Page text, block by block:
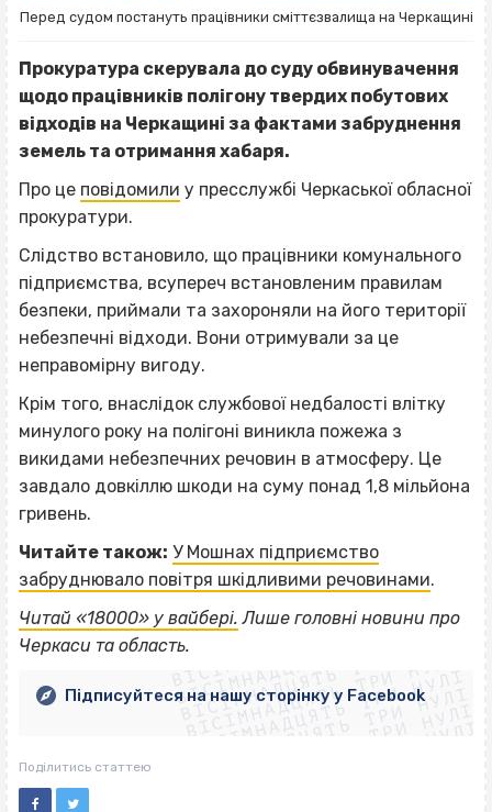
Перед судом постануть працівники сміттєзвалища на Черкащині
Прокуратура скерувала до суду обвинувачення
щодо працівників полігону твердих побутових
відходів на Черкащині за фактами забруднення
земель та отримання хабаря.
Про це повідомили у пресслужбі Черкаської обласної
прокуратури.
Слідство встановило, що працівники комунального
підприємства, всупереч встановленим правилам
безпеки, приймали та захороняли на його території
небезпечні відходи. Вони отримували за це
неправомірну вигоду.
Крім того, внаслідок службової недбалості влітку
минулого року на полігоні виникла пожежа з
викидами небезпечних речовин в атмосферу. Це
завдало довкіллю шкоди на суму понад 1,8 мільйона
гривень.
Читайте також: У Мошнах підприємство
забруднювало повітря шкідливими речовинами.
Читай «18000» у вайбері. Лише головні новини про
Черкаси та область.ВІСІМНАДЦЯТЬ ТРИ НУЛІ
ВІСІМНАДЦЯТЬ ТРИ НУЛІ
ВІСІМНАДЦЯТЬ ТРИ НУЛІ
ВІСІМНАДЦЯТЬ ТРИ НУЛІ
ВІСІМНАДЦЯТЬ ТРИ НУЛІ
ВІСІМНАДЦЯТЬ ТРИ НУЛІ
ВІСІМНАДЦЯТЬ ТРИ НУЛІ
ВІСІМНАДЦЯТЬ ТРИ НУЛІ
Підписуйтеся на нашу сторінку у Facebook
Поділитись статтею